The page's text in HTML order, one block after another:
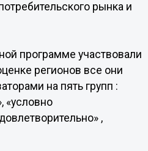
рынка и
программе участвовали
регионов все они
на пять групп :
«условно
,